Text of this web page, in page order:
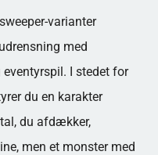
varianter
med
I stedet for
du en karakter
du afdækker,
men et monster med